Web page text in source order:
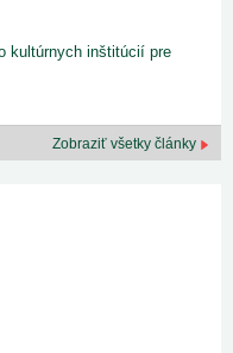
kultúrnych inštitúcií pre
Zobraziť všetky články